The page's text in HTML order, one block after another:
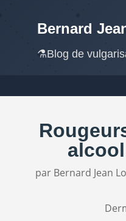
Bernard
⚗️Blog de
par Bernard Jean